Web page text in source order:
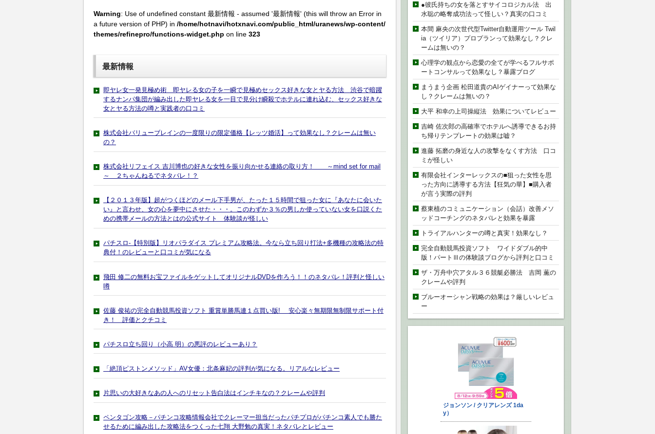
Warning: Use of undefined constant 最新情報 - assumed '最新情報' (this will throw an Error in
a future version of PHP) in /home/hotnavi/hotxnavi.com/public_html/uranews/wp-content/
themes/refinepro/functions-widget.php on line 323
最新情報
即ヤレ女一発見極め術 即ヤレる女の子を一瞬で見極めセックス好きな女とヤる方法 渋谷で暗躍
するナンパ集団が編み出した即ヤレる女を一目で見分け瞬殺でホテルに連れ込む、セックス好きな
女とヤる方法の噂と実践者の口コミ
株式会社バリューブレインの一度限りの限定価格【レッツ婚活】って効果なし？クレームは無い
の？
株式会社リフェイス 吉川博也の好きな女性を振り向かせる連絡の取り方！ ～mind set for mail
～ ２ちゃんねるでネタバレ！？
【２０１３年版】超がつくほどのメール下手男が、たった１５時間で狙った女に『あなたに会いた
い』と言わせ、女の心を夢中にさせた・・・。このわずか３％の男しか使っていない女を口説くた
めの携帯メールの方法とはの公式サイト 体験談が怪しい
パチスロ-【特別版】リオパラダイス プレミアム攻略法。今なら立ち回り打法+多機種の攻略法の特
典付！のレビューと口コミが気になる
飛田 修二の無料お宝ファイルをゲットしてオリジナルDVDを作ろう！！のネタバレ！評判と怪しい
噂
佐藤 俊祐の完全自動競馬投資ソフト 重賞単勝馬連１点買い版! 安心楽々無期限無制限サポート付
き！ 評価とクチコミ
パチスロ立ち回り（小高 明）の悪評のレビューあり？
「絶頂ピストンメソッド」AV女優：北条麻妃の評判が気になる。リアルなレビュー
片思いの大好きなあの人へのリセット告白法はインチキなの？クレームや評判
ペンタゴン攻略－パチンコ攻略情報会社でクレーマー担当だったパチプロがパチンコ素人でも勝た
せるために編み出した攻略法をつくった七翔 大野勉の真実！ネタバレとレビュー
●彼氏持ちの女を落とすサイコロジカル法 出
水聡の略奪成功法って怪しい？真実の口コミ
本間 麻央の次世代型Twitter自動運用ツール Twil
ia（ツイリア）プロプランって効果なし？クレ
ームは無いの？
心理学の観点から恋愛の全てが学べるフルサポ
ートコンサルって効果なし？暴露ブログ
まうまう企画 松田道貴のAIゲイナーって効果な
し？クレームは無いの？
大平 和幸の上司操縦法 効果についてレビュー
吉崎 佐次郎の高確率でホテルへ誘導できるお持
ち帰りテンプレートの効果は嘘？
進藤 拓磨の身近な人の攻撃をなくす方法 口コ
ミが怪しい
有限会社インターレックスの■狙った女性を思
った方向に誘導する方法【狂気の華】■購入者
が言う実際の評判
蔡東植のコミュニケーション（会話）改善メソ
ッドコーチングのネタバレと効果を暴露
トライアルハンターの噂と真実！効果なし？
完全自動競馬投資ソフト ワイドダブル的中
版！パートⅢの体験談ブログから評判と口コミ
ザ・万舟中穴アタル３６競艇必勝法 吉岡 薫の
クレームや評判
ブルーオーシャン戦略の効果は？厳しいレビュ
ー